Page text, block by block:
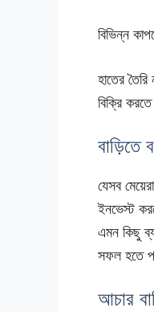
বিভিন্ন
হাতের
বিক্রি
বাড়িতে
যেসব
ইনভেস্ট
এমন কিছু
সফল হতে
আচার